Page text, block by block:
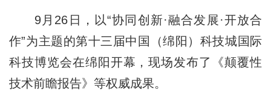
9月26日，以“协同创新·融合发展·开放合
作”为主题的第十三届中国（绵阳）科技城国际
科技博览会在绵阳开幕，现场发布了《颠覆性
技术前瞻报告》等权威成果。